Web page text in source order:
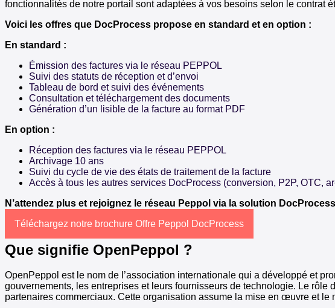
fonctionnalités de notre portail sont adaptées à vos besoins selon le contrat
Voici les offres que DocProcess propose en standard et en option :
En standard :
Émission des factures via le réseau PEPPOL
Suivi des statuts de réception et d’envoi
Tableau de bord et suivi des événements
Consultation et téléchargement des documents
Génération d’un lisible de la facture au format PDF
En option :
Réception des factures via le réseau PEPPOL
Archivage 10 ans
Suivi du cycle de vie des états de traitement de la facture
Accès à tous les autres services DocProcess (conversion, P2P, OTC,
N’attendez plus et rejoignez le réseau Peppol via la solution
Téléchargez notre brochure Offre Peppol DocProcess
Que signifie OpenPeppol ?
OpenPeppol est le nom de l’association internationale qui a développé et
gouvernements, les entreprises et leurs fournisseurs de technologie. Le
partenaires commerciaux. Cette organisation assume la mise en œuvre et